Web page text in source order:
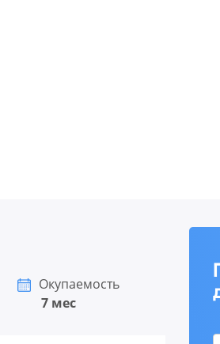
Окупаемость
7 мес